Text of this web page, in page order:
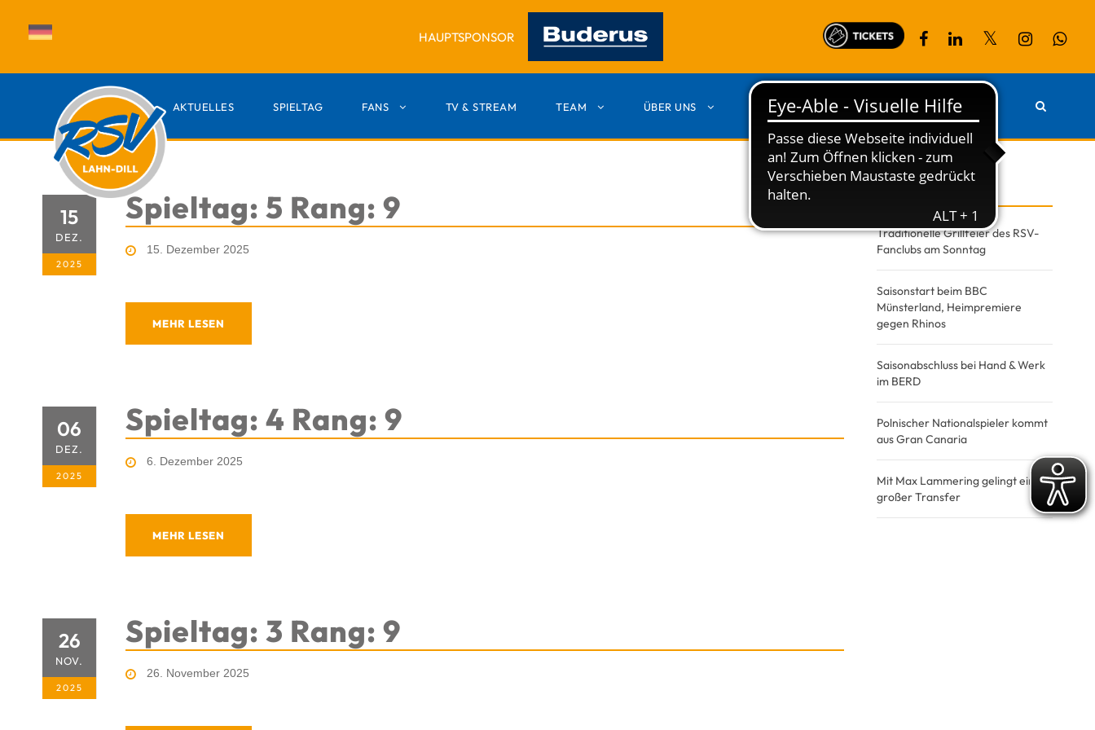
HAUPTSPONSOR
AKTUELLES SPIELTAG FANS TV & STREAM TEAM ÜBER UNS PARTNER KONTAKT
15
DEZ.
2025
Spieltag: 5 Rang: 9
15. Dezember 2025
MEHR LESEN
06
DEZ.
2025
Spieltag: 4 Rang: 9
6. Dezember 2025
MEHR LESEN
26
NOV.
2025
Spieltag: 3 Rang: 9
26. November 2025
Traditionelle Grillfeier des RSV-
Fanclubs am Sonntag
Saisonstart beim BBC
Münsterland, Heimpremiere
gegen Rhinos
Saisonabschluss bei Hand & Werk
im BERD
Polnischer Nationalspieler kommt
aus Gran Canaria
Mit Max Lammering gelingt ein
großer Transfer